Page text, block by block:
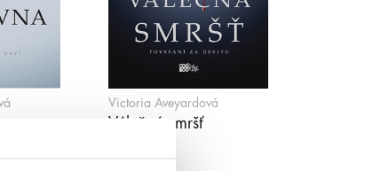
Victoria Aveyardová
Válečná smršť